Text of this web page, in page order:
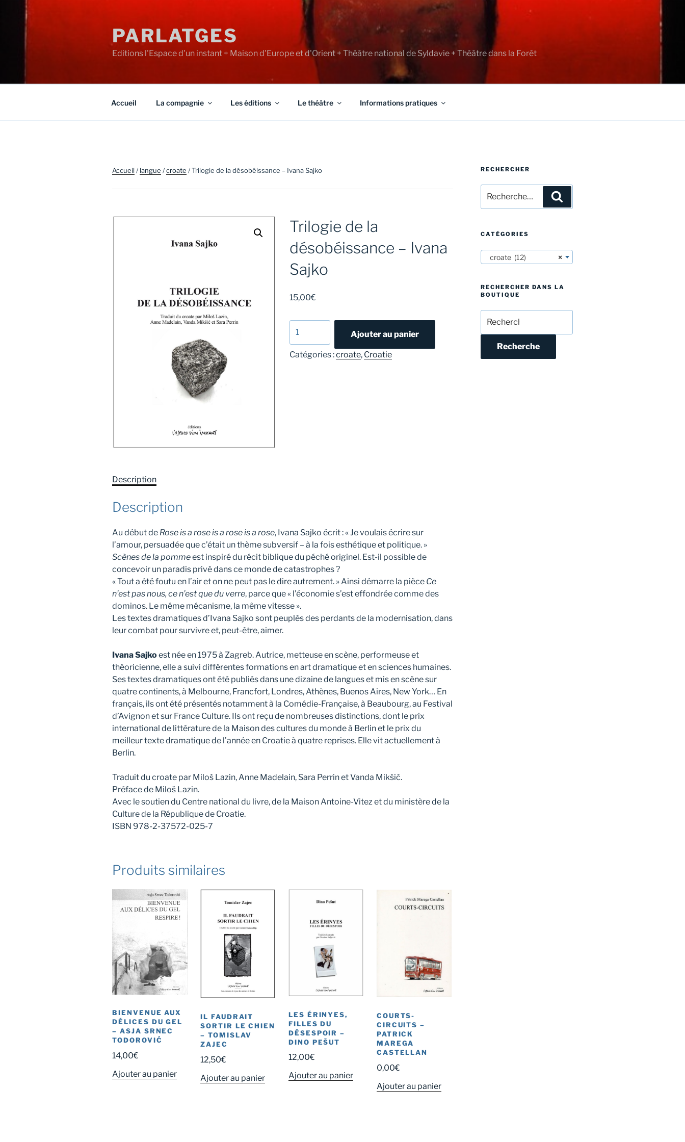
contenu
PARLATGES
Editions l'Espace d'un instant + Maison d'Europe et d'Orient + Théâtre national de Syldavie + Théâtre dans la Forêt
Accueil La compagnie Les éditions Le théâtre Informations pratiques
Accueil/langue /croate / Trilogie de la désobéissance – Ivana Sajko
Trilogie de la
désobéissance – Ivana
Sajko
15,00€
de
Trilogie
Ajouter au panier
Catégories :croate, Croatie
Description
Description
Au début de Rose is a rose is a rose is a rose, Ivana Sajko écrit : « Je voulais écrire sur
l’amour, persuadée que c’était un thème subversif – à la fois esthétique et politique. »
Scènes de la pommeest inspiré du récit biblique du péché originel. Est-il possible de
concevoir un paradis privé dans ce monde de catastrophes ?
« Tout a été foutu en l’air et on ne peut pas le dire autrement. » Ainsi démarre la pièce Ce
n’est pas nous, ce n’est que du verre, parce que « l’économie s’est effondrée comme des
dominos. Le même mécanisme, la même vitesse ».
Les textes dramatiques d’Ivana Sajko sont peuplés des perdants de la modernisation, dans
leur combat pour survivre et, peut-être, aimer.
Ivana Sajkoest née en 1975 à Zagreb. Autrice, metteuse en scène, performeuse et
théoricienne, elle a suivi différentes formations en art dramatique et en sciences humaines.
Ses textes dramatiques ont été publiés dans une dizaine de langues et mis en scène sur
quatre continents, à Melbourne, Francfort, Londres, Athènes, Buenos Aires, New York… En
français, ils ont été présentés notamment à la Comédie-Française, à Beaubourg, au Festival
d’Avignon et sur France Culture. Ils ont reçu de nombreuses distinctions, dont le prix
international de littérature de la Maison des cultures du monde à Berlin et le prix du
meilleur texte dramatique de l’année en Croatie à quatre reprises. Elle vit actuellement à
Berlin.
Traduit du croate par Miloš Lazin, Anne Madelain, Sara Perrin et Vanda Mikšić.
Préface de Miloš Lazin.
Avec le soutien du Centre national du livre, de la Maison Antoine-Vitez et du ministère de la
Culture de la République de Croatie.
ISBN 978-2-37572-025-7
Produits similaires
BIENVENUE AUX
DÉLICES DU GEL
– ASJA SRNEC
TODOROVIĆ
14,00€
Ajouter au panier
IL FAUDRAIT
SORTIR LE CHIEN
– TOMISLAV
ZAJEC
12,50€
Ajouter au panier
LES ÉRINYES,
FILLES DU
DÉSESPOIR –
DINO PEŠUT
12,00€
Ajouter au panier
COURTS-
CIRCUITS –
PATRICK
MAREGA
CASTELLAN
0,00€
Ajouter au panier
RECHERCHER
pour
:
CATÉGORIES
×
croate (12)
RECHERCHER DANS LA
BOUTIQUE
pour :
Recherche